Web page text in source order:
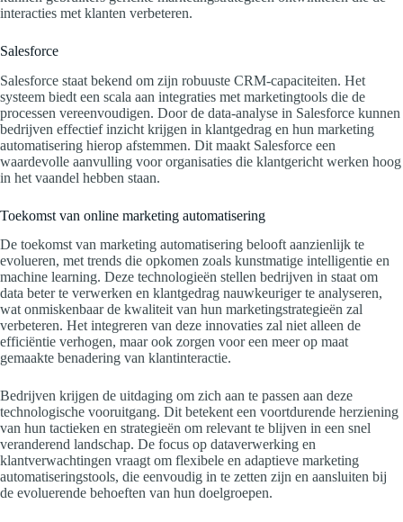
interacties met klanten verbeteren.
Salesforce
Salesforce staat bekend om zijn robuuste CRM-capaciteiten. Het
systeem biedt een scala aan integraties met marketingtools die de
processen vereenvoudigen. Door de data-analyse in Salesforce kunnen
bedrijven effectief inzicht krijgen in klantgedrag en hun marketing
automatisering hierop afstemmen. Dit maakt Salesforce een
waardevolle aanvulling voor organisaties die klantgericht werken hoog
in het vaandel hebben staan.
Toekomst van online marketing automatisering
De toekomst van marketing automatisering belooft aanzienlijk te
evolueren, met trends die opkomen zoals kunstmatige intelligentie en
machine learning. Deze technologieën stellen bedrijven in staat om
data beter te verwerken en klantgedrag nauwkeuriger te analyseren,
wat onmiskenbaar de kwaliteit van hun marketingstrategieën zal
verbeteren. Het integreren van deze innovaties zal niet alleen de
efficiëntie verhogen, maar ook zorgen voor een meer op maat
gemaakte benadering van klantinteractie.
Bedrijven krijgen de uitdaging om zich aan te passen aan deze
technologische vooruitgang. Dit betekent een voortdurende herziening
van hun tactieken en strategieën om relevant te blijven in een snel
veranderend landschap. De focus op dataverwerking en
klantverwachtingen vraagt om flexibele en adaptieve marketing
automatiseringstools, die eenvoudig in te zetten zijn en aansluiten bij
de evoluerende behoeften van hun doelgroepen.